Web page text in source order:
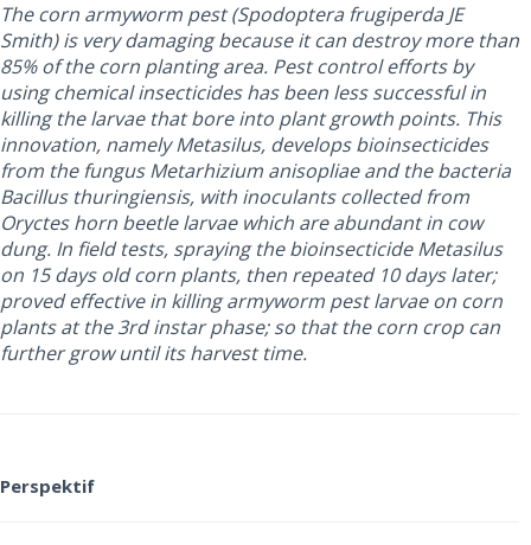
The corn armyworm pest (Spodoptera frugiperda JE
Smith) is very damaging because it can destroy more than
85% of the corn planting area. Pest control efforts by
using chemical insecticides has been less successful in
killing the larvae that bore into plant growth points. This
innovation, namely Metasilus, develops bioinsecticides
from the fungus Metarhizium anisopliae and the bacteria
Bacillus thuringiensis, with inoculants collected from
Oryctes horn beetle larvae which are abundant in cow
dung. In field tests, spraying the bioinsecticide Metasilus
on 15 days old corn plants, then repeated 10 days later;
proved effective in killing armyworm pest larvae on corn
plants at the 3rd instar phase; so that the corn crop can
further grow until its harvest time.
Perspektif